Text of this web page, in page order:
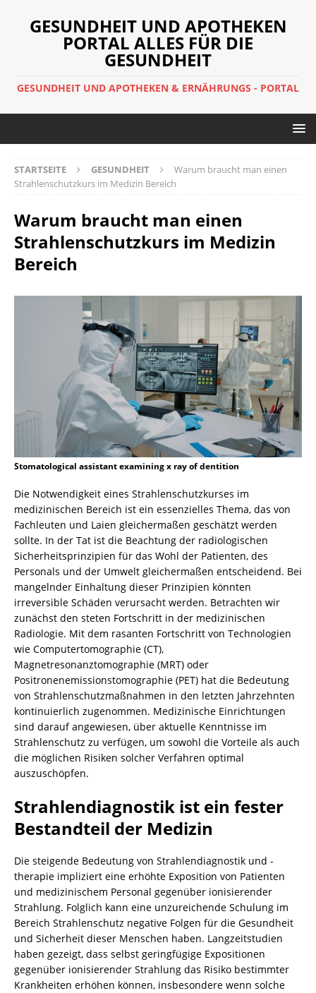
GESUNDHEIT UND APOTHEKEN
PORTAL ALLES FÜR DIE
GESUNDHEIT
GESUNDHEIT UND APOTHEKEN & ERNÄHRUNGS - PORTAL
STARTSEITE GESUNDHEIT
Warum braucht man einen
Strahlenschutzkurs im Medizin Bereich
Warum braucht man einen
Strahlenschutzkurs im Medizin
Bereich
Stomatological assistant examining x ray of dentition
Die Notwendigkeit eines Strahlenschutzkurses im
medizinischen Bereich ist ein essenzielles Thema, das von
Fachleuten und Laien gleichermaßen geschätzt werden
sollte. In der Tat ist die Beachtung der radiologischen
Sicherheitsprinzipien für das Wohl der Patienten, des
Personals und der Umwelt gleichermaßen entscheidend. Bei
mangelnder Einhaltung dieser Prinzipien könnten
irreversible Schäden verursacht werden. Betrachten wir
zunächst den steten Fortschritt in der medizinischen
Radiologie. Mit dem rasanten Fortschritt von Technologien
wie Computertomographie (CT),
Magnetresonanztomographie (MRT) oder
Positronenemissionstomographie (PET) hat die Bedeutung
von Strahlenschutzmaßnahmen in den letzten Jahrzehnten
kontinuierlich zugenommen. Medizinische Einrichtungen
sind darauf angewiesen, über aktuelle Kenntnisse im
Strahlenschutz zu verfügen, um sowohl die Vorteile als auch
die möglichen Risiken solcher Verfahren optimal
auszuschöpfen.
Strahlendiagnostik ist ein fester
Bestandteil der Medizin
Die steigende Bedeutung von Strahlendiagnostik und -
therapie impliziert eine erhöhte Exposition von Patienten
und medizinischem Personal gegenüber ionisierender
Strahlung. Folglich kann eine unzureichende Schulung im
Bereich Strahlenschutz negative Folgen für die Gesundheit
und Sicherheit dieser Menschen haben. Langzeitstudien
haben gezeigt, dass selbst geringfügige Expositionen
gegenüber ionisierender Strahlung das Risiko bestimmter
Krankheiten erhöhen können, insbesondere wenn solche